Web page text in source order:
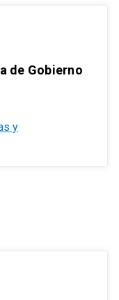
de Gobierno
y